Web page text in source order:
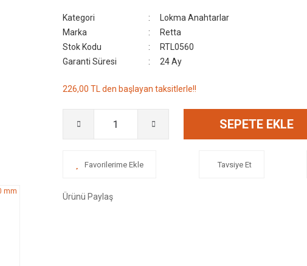
Kategori
Lokma Anahtarlar
Marka
Retta
Stok Kodu
RTL0560
Garanti Süresi
24 Ay
226,00 TL den başlayan taksitlerle!!
SEPETE EKLE
Tavsiye Et
Ürünü Paylaş